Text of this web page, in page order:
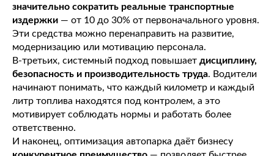
значительно сократить реальные транспортные
издержки — от 10 до 30% от первоначального уровня.
Эти средства можно перенаправить на развитие,
модернизацию или мотивацию персонала.
В-третьих, системный подход повышает дисциплину,
безопасность и производительность труда. Водители
начинают понимать, что каждый километр и каждый
литр топлива находятся под контролем, а это
мотивирует соблюдать нормы и работать более
ответственно.
И наконец, оптимизация автопарка даёт бизнесу